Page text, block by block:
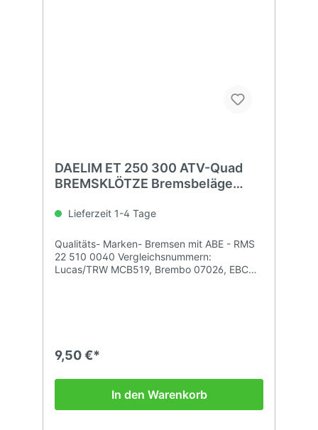
DAELIM ET 250 300 ATV-Quad
BREMSKLÖTZE Bremsbeläge
Lieferzeit 1-4 Tage
Qualitäts- Marken- Bremsen mit ABE - RMS
22 510 0040 Vergleichsnummern:
Lucas/TRW MCB519, Brembo 07026, EBC
9,50 €*
In den Warenkorb